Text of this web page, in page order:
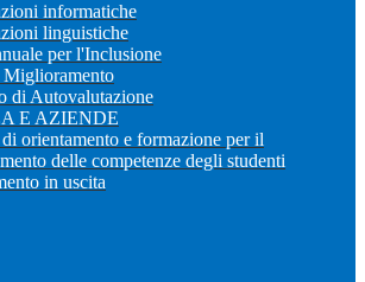
informatiche
linguistiche
per l'Inclusione
Miglioramento
di Autovalutazione
E AZIENDE
orientamento e formazione per il
delle competenze degli studenti
in uscita